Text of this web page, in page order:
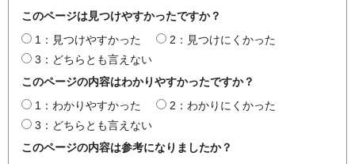
このページは見つけやすかったですか？
1：見つけやすかった
2：見つけにくかった
3：どちらとも言えない
このページの内容はわかりやすかったですか？
1：わかりやすかった
2：わかりにくかった
3：どちらとも言えない
このページの内容は参考になりましたか？